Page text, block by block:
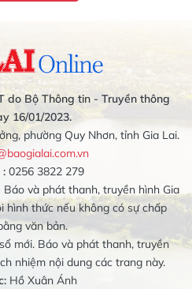
do Bộ Thông tin - Truyền thông
16/01/2023.
phường Quy Nhơn, tỉnh Gia Lai.
: 0256 3822 279
và phát thanh, truyền hình Gia
hình thức nếu không có sự chấp
văn bản.
mới. Báo và phát thanh, truyền
nhiệm nội dung các trang này.
Hồ Xuân Ánh